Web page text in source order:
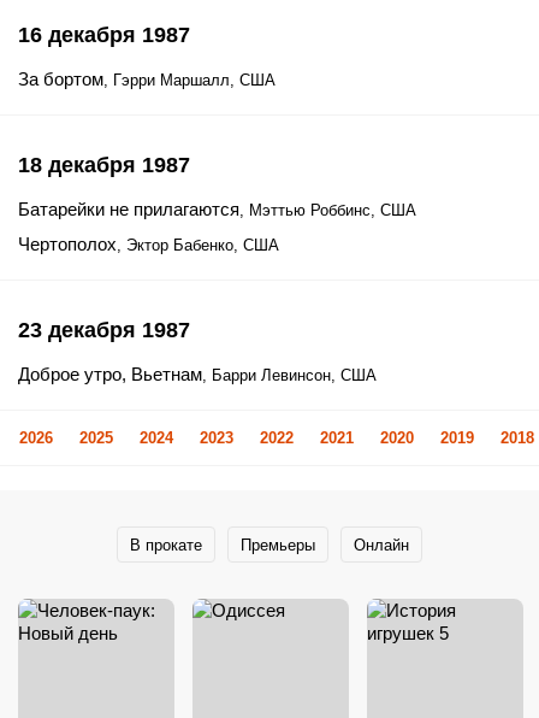
16 декабря 1987
За бортом, Гэрри Маршалл, США
18 декабря 1987
Батарейки не прилагаются, Мэттью Роббинс, США
Чертополох, Эктор Бабенко, США
23 декабря 1987
Доброе утро, Вьетнам, Барри Левинсон, США
2026 2025 2024 2023 2022 2021 2020 2019 2018
В прокате Премьеры Онлайн